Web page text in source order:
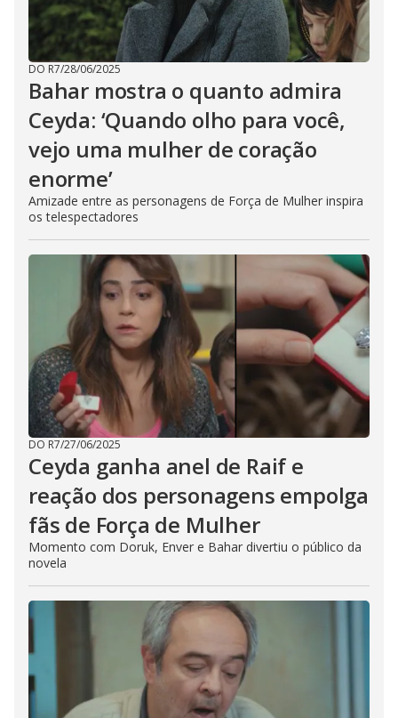
DO R7/28/06/2025
Bahar mostra o quanto admira
Ceyda: ‘Quando olho para você,
vejo uma mulher de coração
enorme’
Amizade entre as personagens de Força de Mulher inspira
os telespectadores
DO R7/27/06/2025
Ceyda ganha anel de Raif e
reação dos personagens empolga
fãs de Força de Mulher
Momento com Doruk, Enver e Bahar divertiu o público da
novela